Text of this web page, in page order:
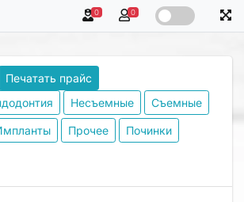
0 0
Печатать прайс
Несъемные Съемные
Прочее Починки